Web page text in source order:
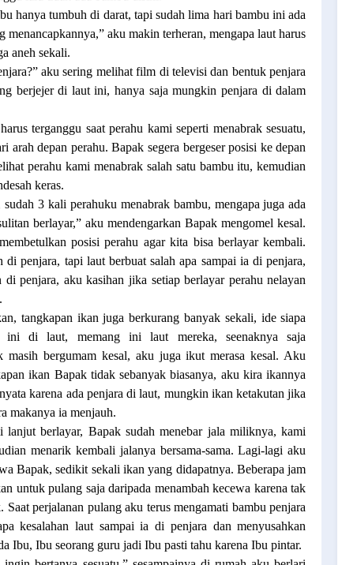
hanya tumbuh di darat, tapi sudah lima hari bambu ini ada
aku makin terheran, mengapa laut harus
aneh sekali.
aku sering melihat film di televisi dan bentuk penjara
berjejer di laut ini, hanya saja mungkin penjara di dalam
terganggu saat perahu kami seperti menabrak sesuatu,
arah depan perahu. Bapak segera bergeser posisi ke depan
perahu kami menabrak salah satu bambu itu, kemudian
keras.
3 kali perahuku menabrak bambu, mengapa juga ada
berlayar,” aku mendengarkan Bapak mengomel kesal.
posisi perahu agar kita bisa berlayar kembali.
di penjara, tapi laut berbuat salah apa sampai ia di penjara,
penjara, aku kasihan jika setiap berlayar perahu nelayan
tangkapan ikan juga berkurang banyak sekali, ide siapa
ini di laut, memang ini laut mereka, seenaknya saja
masih bergumam kesal, aku juga ikut merasa kesal. Aku
ikan Bapak tidak sebanyak biasanya, aku kira ikannya
karena ada penjara di laut, mungkin ikan ketakutan jika
makanya ia menjauh.
lanjut berlayar, Bapak sudah menebar jala miliknya, kami
menarik kembali jalanya bersama-sama. Lagi-lagi aku
Bapak, sedikit sekali ikan yang didapatnya. Beberapa jam
untuk pulang saja daripada menambah kecewa karena tak
perjalanan pulang aku terus mengamati bambu penjara
kesalahan laut sampai ia di penjara dan menyusahkan
Ibu, Ibu seorang guru jadi Ibu pasti tahu karena Ibu pintar.